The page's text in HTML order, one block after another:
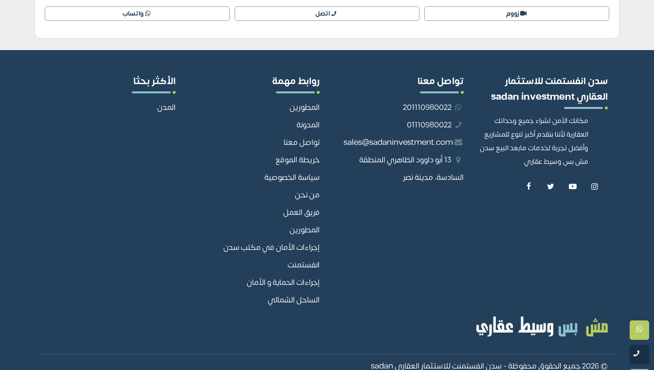
زووم اتصل واتساب
سدن انفستمنت للاستثمار
العقاري sadan investment
مكانك الآمن لشراء جميع وحداتك
العقارية لأننا بنقدم أكبر تنوع للمشاريع
وأفضل تجربة لخدمات مابعد البيع سدن
مش بس وسيط عقاري
تواصل معنا
201110980022
01110980022
sales@sadaninvestment.com
13 أبو داوود الظاهري المنطقة
السادسة، مدينة نصر
روابط مهمة
المطورين
المدونة
تواصل معنا
خريطة الموقع
سياسة الخصوصية
من نحن
فريق العمل
المطورين
إجراءات الأمان في مكتب سدن
انفستمنت
إجراءات الحماية و الأمان
الساحل الشمالي
الأكثر بحثا
المدن
© 2026 جميع الحقوق محفوظة - سدن انفستمنت للاستثمار العقاري sadan